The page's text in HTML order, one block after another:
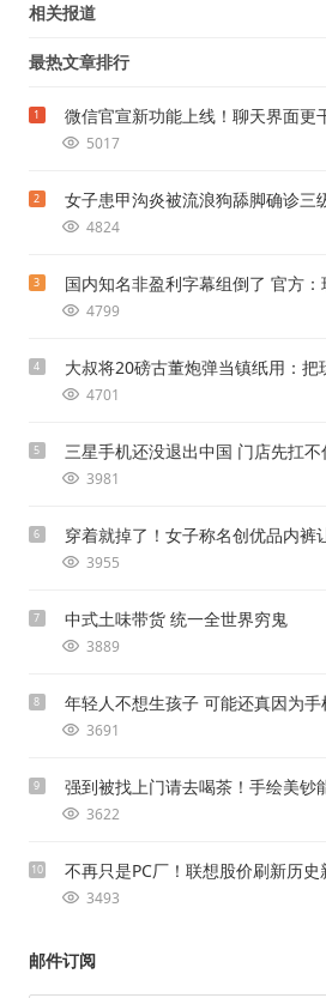
相关报道
最热文章排行
1 微信官宣新功能上线！聊天界面更
5017
2 女子患甲沟炎被流浪狗舔脚确诊三
4824
3 国内知名非盈利字幕组倒了 官方
4799
4 大叔将20磅古董炮弹当镇纸用：把
4701
5 三星手机还没退出中国 门店先扛不
3981
6 穿着就掉了！女子称名创优品内裤
3955
7 中式土味带货 统一全世界穷鬼
3889
8 年轻人不想生孩子 可能还真因为手
3691
9 强到被找上门请去喝茶！手绘美钞
3622
10 不再只是PC厂！联想股价刷新历
3493
邮件订阅